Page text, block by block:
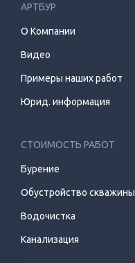
АРТБУР
О Компании
Видео
Примеры наших работ
Юрид. информация
СТОИМОСТЬ РАБОТ
Бурение
Обустройство скважины
Водочистка
Канализация